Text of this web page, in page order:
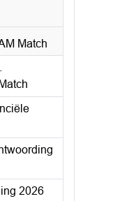
Match
2026